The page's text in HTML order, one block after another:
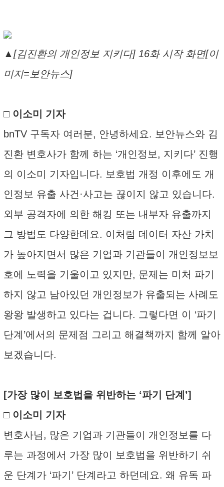
▲[김진환의 개인정보 지키다] 16화 시작 화면[이
미지=보안뉴스]
□ 이소미 기자
bnTV 구독자 여러분, 안녕하세요. 보안뉴스와 김
진환 변호사가 함께 하는 ‘개인정보, 지키다’ 진행
의 이소미 기자입니다. 보호법 개정 이후에도 개
인정보 유출 사건·사고는 끊이지 않고 있습니다.
외부 공격자에 의한 해킹 또는 내부자 유출까지
그 방법도 다양한데요. 이처럼 데이터 자산 가치
가 높아지면서 많은 기업과 기관들이 개인정보보
호에 노력을 기울이고 있지만, 문제는 미처 파기
하지 않고 남아있던 개인정보가 유출되는 사례도
왕왕 발생하고 있다는 겁니다. 그렇다면 이 ‘파기
단계’에서의 문제점 그리고 해결책까지 함께 알아
보겠습니다.
[가장 많이 보호법을 위반하는 ‘파기 단계’]
□ 이소미 기자
변호사님, 많은 기업과 기관들이 개인정보를 다
루는 과정에서 가장 많이 보호법을 위반하기 쉬
운 단계가 ‘파기’ 단계라고 하던데요. 왜 유독 파